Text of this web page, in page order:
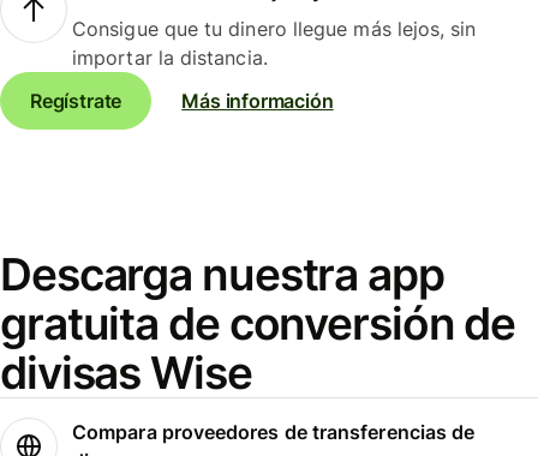
Consigue que tu dinero llegue más lejos, sin
importar la distancia.
Regístrate
Más información
Descarga nuestra app
gratuita de conversión de
divisas Wise
Compara proveedores de transferencias de